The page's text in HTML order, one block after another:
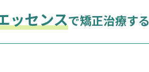
ッセンスで矯正治療する